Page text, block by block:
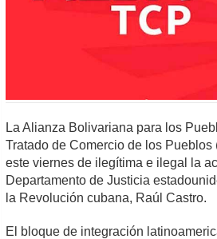
La Alianza Bolivariana para los
Tratado de Comercio de los
este viernes de ilegítima e ilegal la
Departamento de Justicia
la Revolución cubana, Raúl Castro.
El bloque de integración